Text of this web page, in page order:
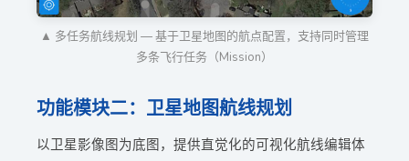
▲ 多任务航线规划 — 基于卫星地图的航点配置，支持同时管理
多条飞行任务（Mission）
功能模块二：卫星地图航线规划
以卫星影像图为底图，提供直觉化的可视化航线编辑体